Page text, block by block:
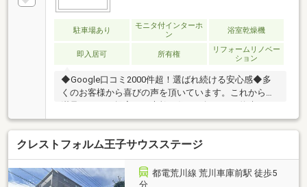
駐車場あり
モニタ付インターホ
ン
浴室乾燥機
即入居可 所有権
リフォームリノベー
ション
◆Google口コミ2000件超！選ばれ続ける安心感◆多
くのお客様から喜びの声を頂いています。これからも
す。◆購入はゴールではなく幸せな未来へのスタート
◆住み始めてからの不安や悩みも、TOHO HOUSE
CLUBが将来サポート。お客様一人ひとりの安心を守る
ため、いつもずっと人生に寄り添い、豊かな未来を支
え続けます。◆ローン相談大歓迎！頭金0円からの購
入も可能◆将来のライフイベントを見据え、無理のな
クレストフォルム王子サウスステージ
都電荒川線 荒川車庫前駅 徒歩5
分